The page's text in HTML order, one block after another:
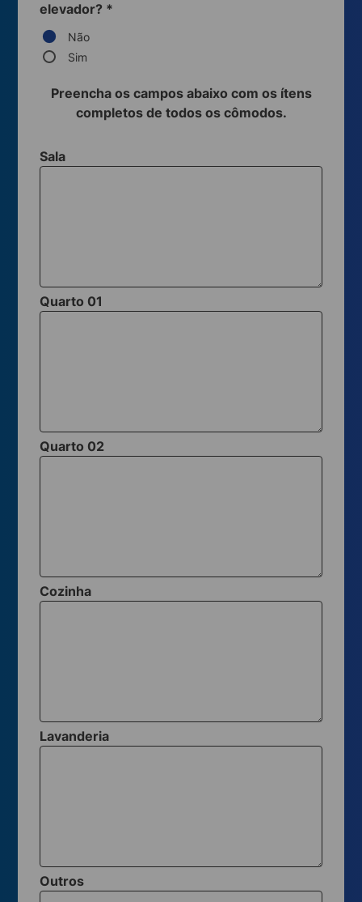
elevador? *
Não
Sim
Preencha os campos abaixo com os ítens
completos de todos os cômodos.
Sala
Quarto 01
Quarto 02
Cozinha
Lavanderia
Outros